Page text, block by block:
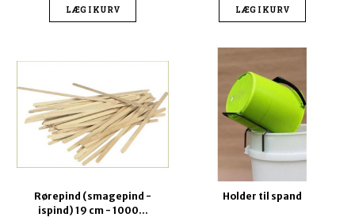
LÆG I KURV LÆG I KURV
Rørepind (smagepind -
ispind) 19 cm - 1000...
Holder til spand